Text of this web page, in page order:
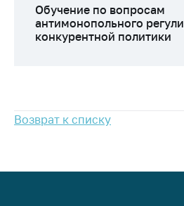
Ценообразование
на лекарственные
средства, изделия
Решение Комиссии
Обучение по вопросам
антимонопольного
конкурентной политики
Возврат к списку